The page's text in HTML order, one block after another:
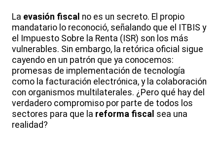
La evasión fiscal no es un secreto. El propio
mandatario lo reconoció, señalando que el ITBIS y
el Impuesto Sobre la Renta (ISR) son los más
vulnerables. Sin embargo, la retórica oficial sigue
cayendo en un patrón que ya conocemos:
promesas de implementación de tecnología
como la facturación electrónica, y la colaboración
con organismos multilaterales. ¿Pero qué hay del
verdadero compromiso por parte de todos los
sectores para que la reforma fiscal sea una
realidad?